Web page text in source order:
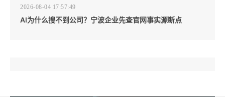
2026-08-04 17:57:49
AI为什么搜不到公司？宁波企业先查官网事实源断点